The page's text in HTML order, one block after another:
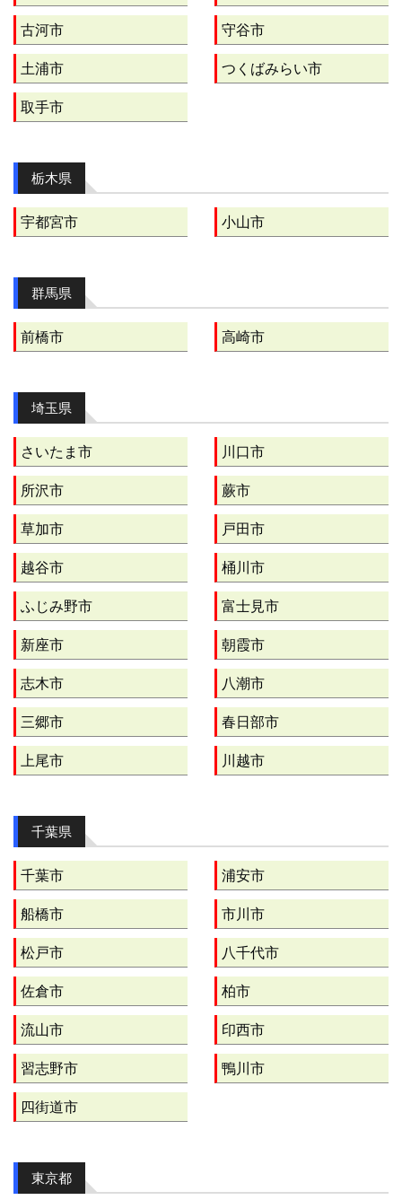
古河市 守谷市
土浦市 つくばみらい市
取手市
栃木県
宇都宮市 小山市
群馬県
前橋市 高崎市
埼玉県
さいたま市 川口市
所沢市 蕨市
草加市 戸田市
越谷市 桶川市
ふじみ野市 富士見市
新座市 朝霞市
志木市 八潮市
三郷市 春日部市
上尾市 川越市
千葉県
千葉市 浦安市
船橋市 市川市
松戸市 八千代市
佐倉市 柏市
流山市 印西市
習志野市 鴨川市
四街道市
東京都